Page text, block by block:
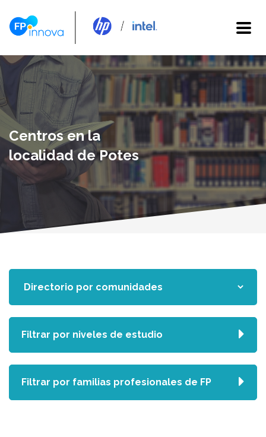
Centros en la
localidad de Potes
Filtrar por niveles de estudio
Filtrar por familias profesionales de FP